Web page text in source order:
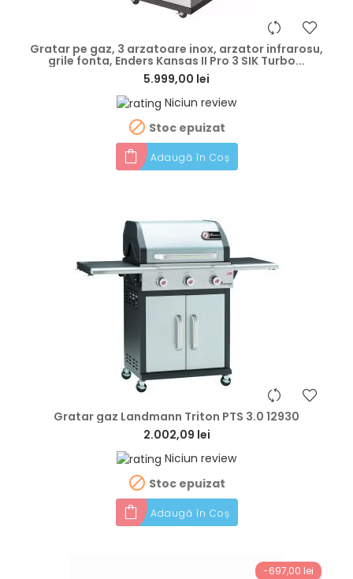
Gratar pe gaz, 3 arzatoare inox, arzator infrarosu,
grile fonta, Enders Kansas II Pro 3 SIK Turbo...
5.999,00 lei
Niciun review
 Stoc epuizat
Adaugă în Coș
Gratar gaz Landmann Triton PTS 3.0 12930
2.002,09 lei
Niciun review
 Stoc epuizat
Adaugă în Coș
-697,00 lei